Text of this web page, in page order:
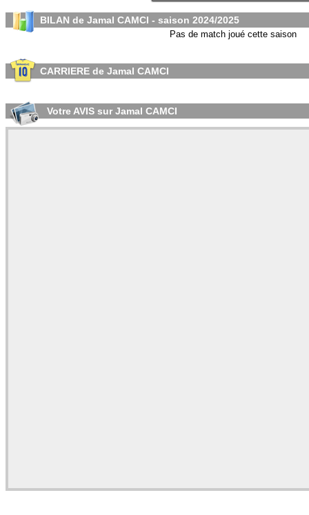
BILAN de Jamal CAMCI - saison 2024/2025
Pas de match joué cette saison
CARRIERE de Jamal CAMCI
Votre AVIS sur Jamal CAMCI